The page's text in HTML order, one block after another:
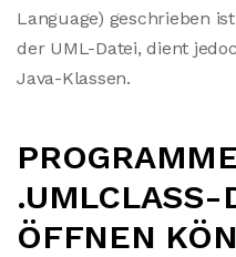
Language) geschrieben
der UML-Datei, dient
Java-Klassen.
.UMLCLASS-
ÖFFNEN